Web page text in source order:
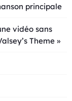
principale
vidéo sans
Theme »